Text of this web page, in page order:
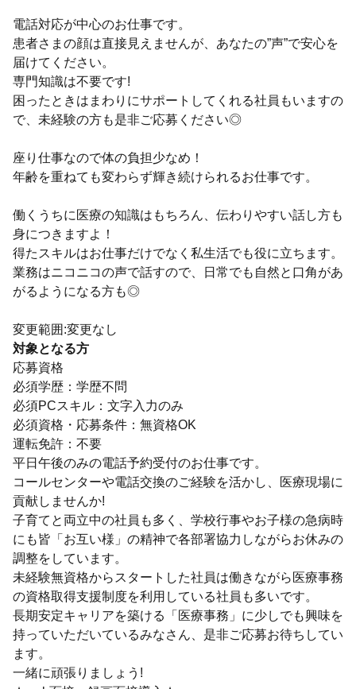
電話対応が中心のお仕事です。
患者さまの顔は直接見えませんが、あなたの”声”で安心を
届けてください。
専門知識は不要です!
困ったときはまわりにサポートしてくれる社員もいますの
で、未経験の方も是非ご応募ください◎
座り仕事なので体の負担少なめ！
年齢を重ねても変わらず輝き続けられるお仕事です。
働くうちに医療の知識はもちろん、伝わりやすい話し方も
身につきますよ！
得たスキルはお仕事だけでなく私生活でも役に立ちます。
業務はニコニコの声で話すので、日常でも自然と口角があ
がるようになる方も◎
変更範囲:変更なし
対象となる方
応募資格
必須学歴：学歴不問
必須PCスキル：文字入力のみ
必須資格・応募条件：無資格OK
運転免許：不要
平日午後のみの電話予約受付のお仕事です。
コールセンターや電話交換のご経験を活かし、医療現場に
貢献しませんか!
子育てと両立中の社員も多く、学校行事やお子様の急病時
にも皆「お互い様」の精神で各部署協力しながらお休みの
調整をしています。
未経験無資格からスタートした社員は働きながら医療事務
の資格取得支援制度を利用している社員も多いです。
長期安定キャリアを築ける「医療事務」に少しでも興味を
持っていただいているみなさん、是非ご応募お待ちしてい
ます。
一緒に頑張りましょう!